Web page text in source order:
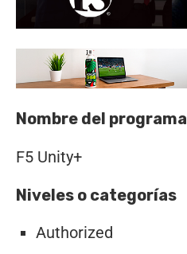
Nombre del programa
F5 Unity+
Niveles o categorías
Authorized